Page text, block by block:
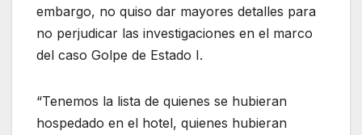
embargo, no quiso dar mayores detalles para
no perjudicar las investigaciones en el marco
del caso Golpe de Estado I.
“Tenemos la lista de quienes se hubieran
hospedado en el hotel, quienes hubieran